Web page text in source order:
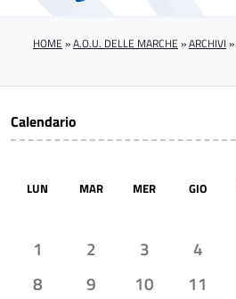
HOME »A.O.U. DELLE MARCHE »ARCHIVI »
Calendario
LUN MAR MER GIO
1 2 3 4
8
9 10 11